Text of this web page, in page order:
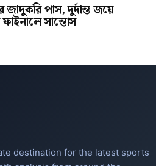
জাদুকরি পাস, দুর্দান্ত জয়ে
ফাইনালে সান্তোস
destination for the latest sports